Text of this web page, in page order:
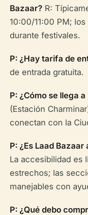
Bazaar? R:
10:00/11:00 PM;
durante festivales.
P: ¿Hay tarifa de
de entrada gratuita.
P: ¿Cómo se llega
(Estación
conectan con la
P: ¿Es Laad
La accesibilidad es
estrechos; las
manejables con
P: ¿Qué debo